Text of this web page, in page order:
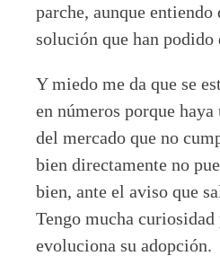
parche, aunque
solución que han podido
Y miedo me da que se
en números porque
del mercado que no
bien directamente no
bien, ante el aviso que
Tengo mucha
evoluciona su adopción.